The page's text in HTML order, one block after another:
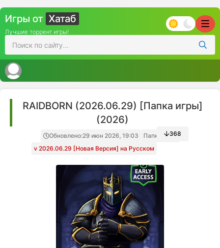
Игры от Хатаб
Лучшие торрент игры!
RAIDBORN (2026.06.29) [Папка игры]
(2026)
Обновлено:29 июн 2026, 19:03
Папка игры
v 2026.06.29 [Новая Версия] на Русском
368